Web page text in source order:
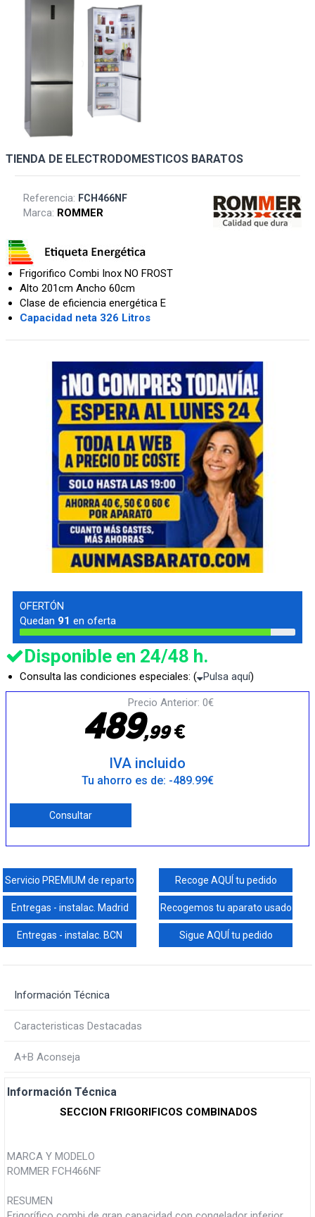
TIENDA DE ELECTRODOMESTICOS BARATOS
Referencia: FCH466NF
Marca: ROMMER
Frigorifico Combi Inox NO FROST
Alto 201cm Ancho 60cm
Clase de eficiencia energética E
Capacidad neta 326 Litros
OFERTÓN
Quedan 91 en oferta
Disponible en 24/48 h.
Consulta las condiciones especiales: ( Pulsa aquí)
Precio Anterior: 0€
489,99€
IVA incluido
Tu ahorro es de: -489.99€
Consultar
Servicio PREMIUM de reparto Recoge AQUÍ tu pedido
Entregas - instalac. Madrid Recogemos tu aparato usado
Entregas - instalac. BCN Sigue AQUÍ tu pedido
Información Técnica
Caracteristicas Destacadas
A+B Aconseja
Información Técnica
SECCION FRIGORIFICOS COMBINADOS
MARCA Y MODELO
ROMMER FCH466NF
RESUMEN